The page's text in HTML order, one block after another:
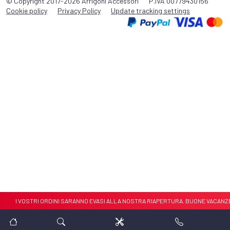
Cookie policy
Privacy Policy Update tracking settings
. I VOSTRI ORDINI SARANNO EVASI ALLA NOSTRA RIAPERTURA. BUONE